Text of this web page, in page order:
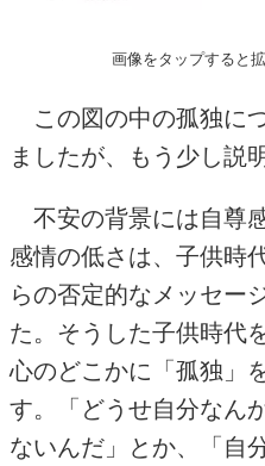
画像をタップすると
この図の中の孤独に
ましたが、もう少し説
不安の背景には自尊
感情の低さは、子供時
らの否定的なメッセー
た。そうした子供時代
心のどこかに「孤独」
す。「どうせ自分なん
ないんだ」とか、「自